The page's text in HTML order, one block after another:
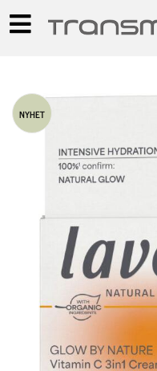
NYHET